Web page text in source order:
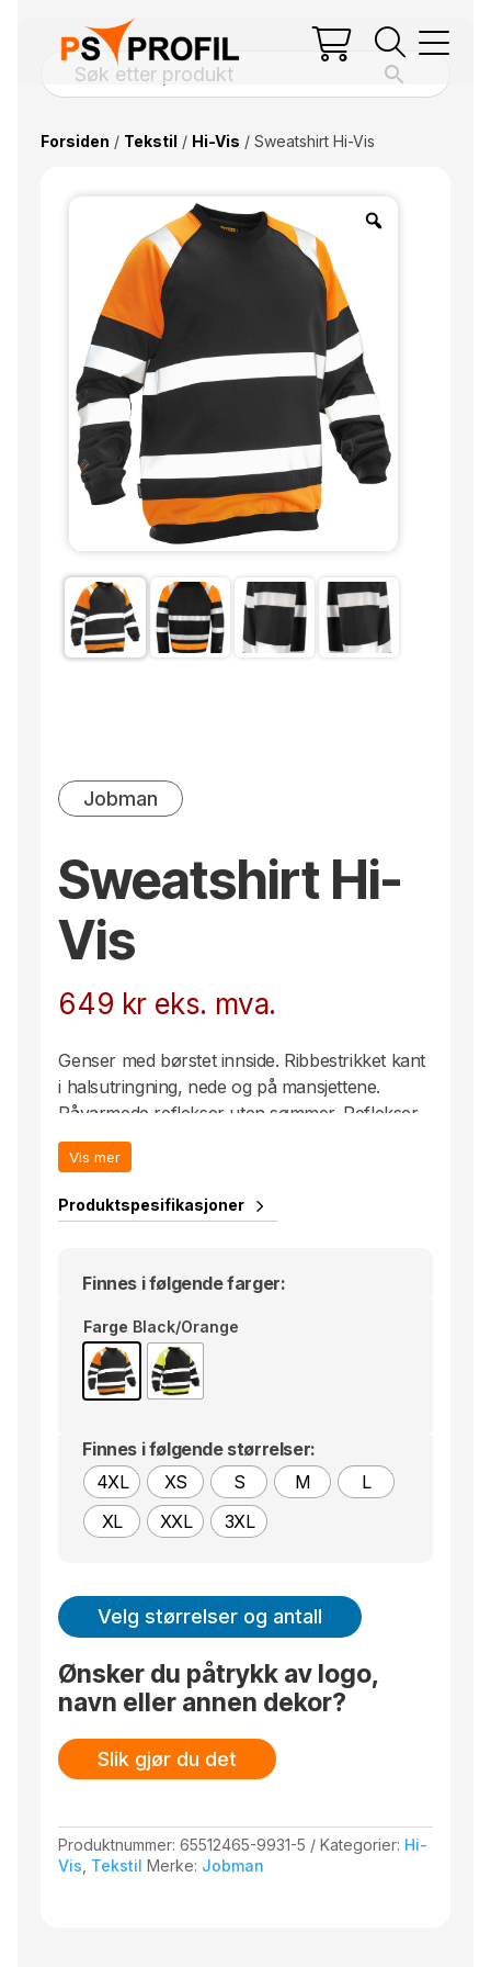
Forsiden / Tekstil / Hi-Vis / Sweatshirt Hi-Vis
Jobman
Sweatshirt Hi-
Vis
649 kr eks. mva.
Genser med børstet innside. Ribbestrikket kant
i halsutringning, nede og på mansjettene.
Påvarmede reflekser uten sømmer. Reflekser
over skuldrene som er synlige fra oversiden.
Sertifisert i varselklasse 1 ifølge EN ISO 20471.
Vis mer
Produktspesifikasjoner
Finnes i følgende farger:
Farge Black/Orange
Finnes i følgende størrelser:
4XL
XS S M
L
XL
XXL 3XL
Velg størrelser og antall
Ønsker du påtrykk av logo,
navn eller annen dekor?
Slik gjør du det
Produktnummer:65512465-9931-5 Kategorier: Hi-
Vis Tekstil Merke: Jobman